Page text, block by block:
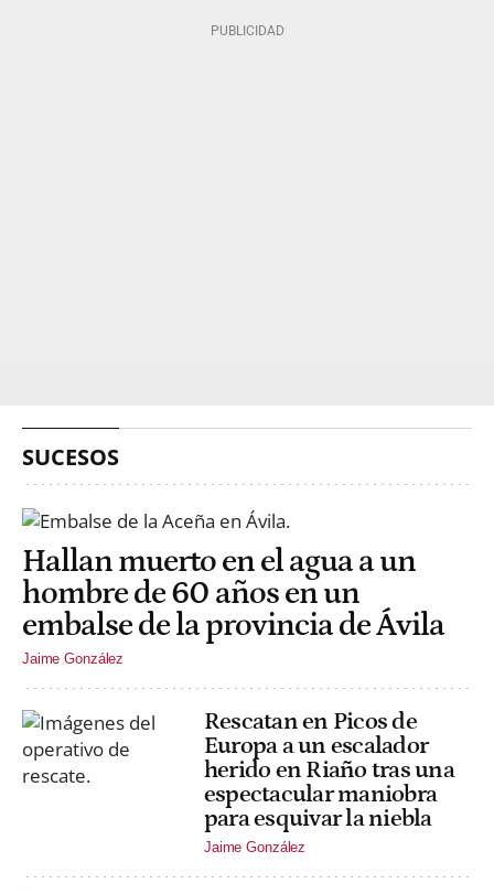
SUCESOS
Hallan muerto en el agua a un
hombre de 60 años en un
embalse de la provincia de Ávila
Jaime González
Rescatan en Picos de
Europa a un escalador
herido en Riaño tras una
espectacular maniobra
para esquivar la niebla
Jaime González